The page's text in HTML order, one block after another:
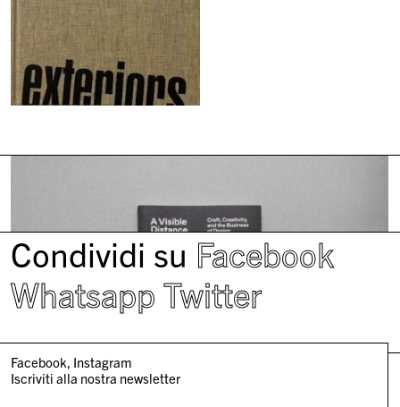
Condividi su Facebook
Whatsapp Twitter
Facebook Instagram
Iscriviti alla nostra newsletter